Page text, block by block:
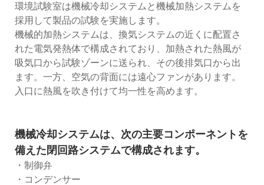
環境試験室は機械冷却システムと機械加熱システムを
採用して製品の試験を実施します。
機械的加熱システムは、換気システムの近くに配置さ
れた電気発熱体で構成されており、加熱された熱風が
吸気口から試験ゾーンに送られ、その後排気口から出
ます。一方、空気の背面には遠心ファンがあります。
入口に熱風を吹き付けて均一性を高めます。
機械冷却システムは、次の主要コンポーネントを
備えた閉回路システムで構成されます。
・制御弁
・コンデンサー